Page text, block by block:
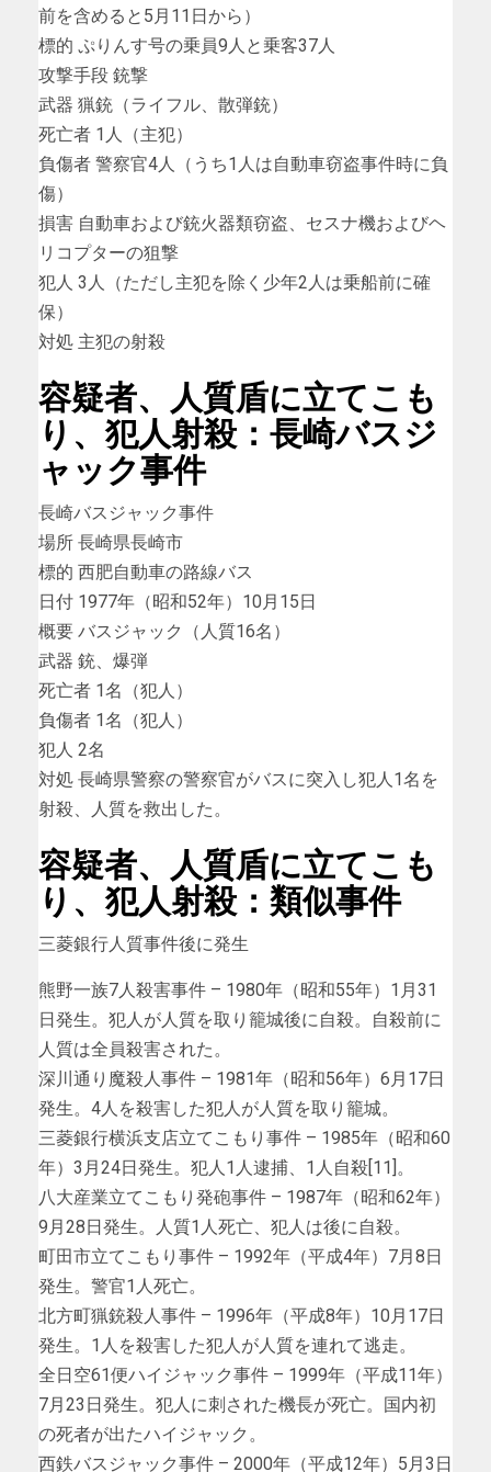
前を含めると5月11日から）
標的 ぷりんす号の乗員9人と乗客37人
攻撃手段 銃撃
武器 猟銃（ライフル、散弾銃）
死亡者 1人（主犯）
負傷者 警察官4人（うち1人は自動車窃盗事件時に負
傷）
損害 自動車および銃火器類窃盗、セスナ機およびヘ
リコプターの狙撃
犯人 3人（ただし主犯を除く少年2人は乗船前に確
保）
対処 主犯の射殺
容疑者、人質盾に立てこも
り、犯人射殺：長崎バスジ
ャック事件
長崎バスジャック事件
場所 長崎県長崎市
標的 西肥自動車の路線バス
日付 1977年（昭和52年）10月15日
概要 バスジャック（人質16名）
武器 銃、爆弾
死亡者 1名（犯人）
負傷者 1名（犯人）
犯人 2名
対処 長崎県警察の警察官がバスに突入し犯人1名を
射殺、人質を救出した。
容疑者、人質盾に立てこも
り、犯人射殺：類似事件
三菱銀行人質事件後に発生
熊野一族7人殺害事件 – 1980年（昭和55年）1月31
日発生。犯人が人質を取り籠城後に自殺。自殺前に
人質は全員殺害された。
深川通り魔殺人事件 – 1981年（昭和56年）6月17日
発生。4人を殺害した犯人が人質を取り籠城。
三菱銀行横浜支店立てこもり事件 – 1985年（昭和60
年）3月24日発生。犯人1人逮捕、1人自殺[11]。
八大産業立てこもり発砲事件 – 1987年（昭和62年）
9月28日発生。人質1人死亡、犯人は後に自殺。
町田市立てこもり事件 – 1992年（平成4年）7月8日
発生。警官1人死亡。
北方町猟銃殺人事件 – 1996年（平成8年）10月17日
発生。1人を殺害した犯人が人質を連れて逃走。
全日空61便ハイジャック事件 – 1999年（平成11年）
7月23日発生。犯人に刺された機長が死亡。国内初
の死者が出たハイジャック。
西鉄バスジャック事件 – 2000年（平成12年）5月3日